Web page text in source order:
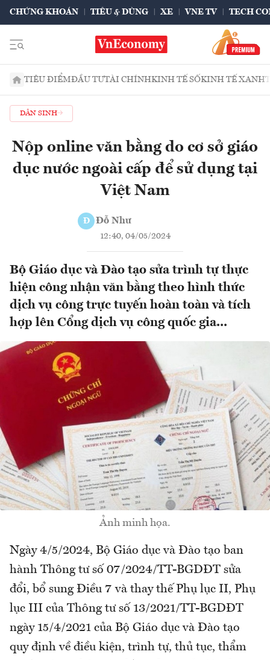
CHỨNG KHOÁN TIÊU & DÙNG XE VNE TV TECH
TIÊU ĐIỂMĐẦU TƯTÀI CHÍNHKINH TẾ SỐKINH TẾ XANH
DÂN SINH
Nộp online văn bằng do cơ sở giáo
dục nước ngoài cấp để sử dụng tại
Việt Nam
Đ Đỗ Như
12:40, 04/05/2024
Bộ Giáo dục và Đào tạo sửa trình tự thực
hiện công nhận văn bằng theo hình thức
dịch vụ công trực tuyến hoàn toàn và tích
hợp lên Cổng dịch vụ công quốc gia...
Ảnh minh họa.
Ngày 4/5/2024, Bộ Giáo dục và Đào tạo ban
hành Thông tư số 07/2024/TT-BGDĐT sửa
đổi, bổ sung Điều 7 và thay thế Phụ lục II, Phụ
lục III của Thông tư số 13/2021/TT-BGDĐT
ngày 15/4/2021 của Bộ Giáo dục và Đào tạo
quy định về điều kiện, trình tự, thủ tục, thẩm